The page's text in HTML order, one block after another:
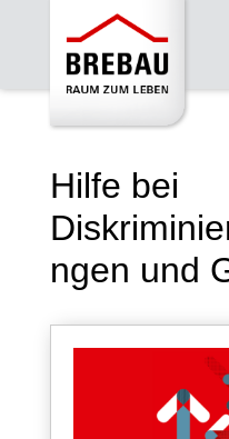
Hilfe bei
ngen und